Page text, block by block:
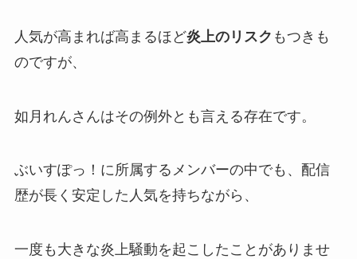
人気が高まれば高まるほど炎上のリスク もつきも
のですが、
如月れんさんはその例外とも言える存在です。
ぶいすぽっ！に所属するメンバーの中でも、配信
歴が長く安定した人気を持ちながら、
一度も大きな炎上騒動を起こしたことがありませ